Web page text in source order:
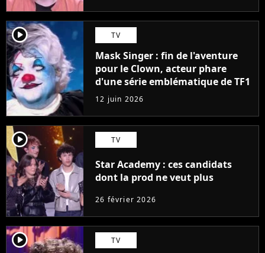
player2 TV
Mask Singer : fin de l'aventure
pour le Clown, acteur phare
d'une série emblématique de TF1
12 juin 2026
player2 TV
Star Academy : ces candidats
dont la prod ne veut plus
26 février 2026
player2 TV